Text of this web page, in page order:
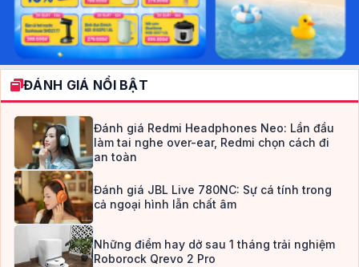
ĐÁNH GIÁ NỔI BẬT
Đánh giá Redmi Headphones Neo: Lần đầu
làm tai nghe over-ear, Redmi chọn cách đi
an toàn
Đánh giá JBL Live 780NC: Sự cá tính trong
cả ngoại hình lẫn chất âm
Những điểm hay dở sau 1 tháng trải nghiệm
Roborock Qrevo 2 Pro